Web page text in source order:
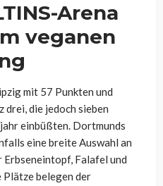
Arena
veganen
mit 57 Punkten und
die jedoch sieben
einbüßten. Dortmunds
eine breite Auswahl an
Falafel und
belegen der